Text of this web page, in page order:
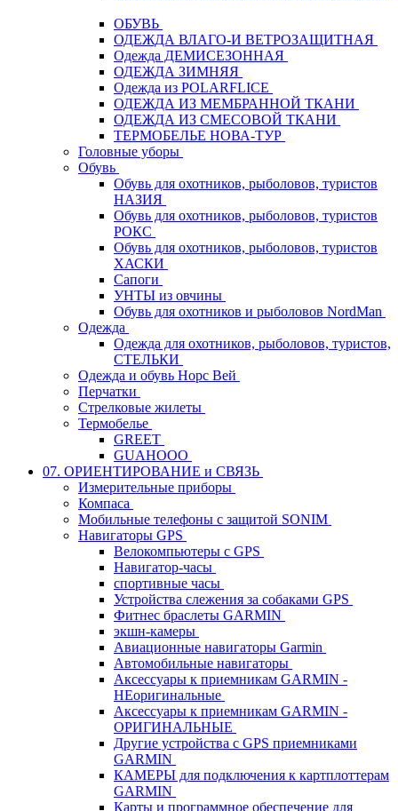
ОБУВЬ
ОДЕЖДА ВЛАГО-И ВЕТРОЗАЩИТНАЯ
Одежда ДЕМИСЕЗОННАЯ
ОДЕЖДА ЗИМНЯЯ
Одежда из POLARFLICE
ОДЕЖДА ИЗ МЕМБРАННОЙ ТКАНИ
ОДЕЖДА ИЗ СМЕСОВОЙ ТКАНИ
ТЕРМОБЕЛЬЕ НОВА-ТУР
Головные уборы
Обувь
Обувь для охотников, рыболовов, туристов
НАЗИЯ
Обувь для охотников, рыболовов, туристов
РОКС
Обувь для охотников, рыболовов, туристов
ХАСКИ
Сапоги
УНТЫ из овчины
Обувь для охотников и рыболовов NordMan
Одежда
Одежда для охотников, рыболовов, туристов,
СТЕЛЬКИ
Одежда и обувь Норс Вей
Перчатки
Стрелковые жилеты
Термобелье
GREET
GUAHOOO
07. ОРИЕНТИРОВАНИЕ и СВЯЗЬ
Измерительные приборы
Компаса
Мобильные телефоны с защитой SONIM
Навигаторы GPS
Велокомпьютеры с GPS
Навигатор-часы
спортивные часы
Устройства слежения за собаками GPS
Фитнес браслеты GARMIN
экшн-камеры
Авиационные навигаторы Garmin
Автомобильные навигаторы
Аксессуары к приемникам GARMIN -
НЕоригинальные
Аксессуары к приемникам GARMIN -
ОРИГИНАЛЬНЫЕ
Другие устройства с GPS приемниками
GARMIN
КАМЕРЫ для подключения к картплоттерам
GARMIN
Карты и программное обеспечение для